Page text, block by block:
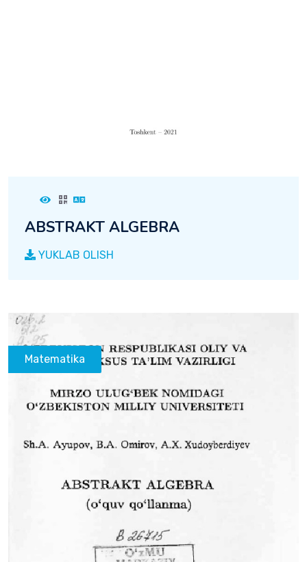
ABSTRAKT ALGEBRA
YUKLAB OLISH
Matematika